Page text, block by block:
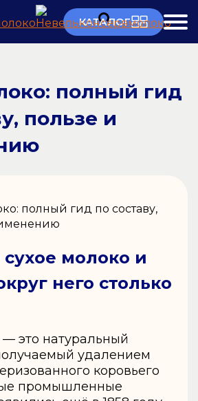
КАТАЛОГ
полный гид
пользе и
сухое молоко и
него столько
это натуральный
удалением
коровьего
промышленные